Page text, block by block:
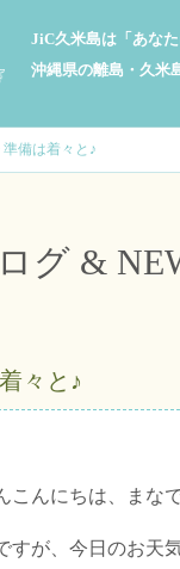
JiC久米島は「あな
沖縄県の離島・久米
準備は着々と♪
グ &
々と♪
こんにちは、まな
すが、今日のお天